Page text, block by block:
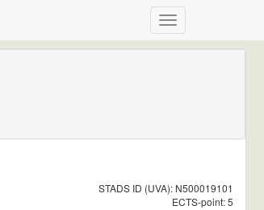
STADS ID (UVA): N500019101
ECTS-point: 5